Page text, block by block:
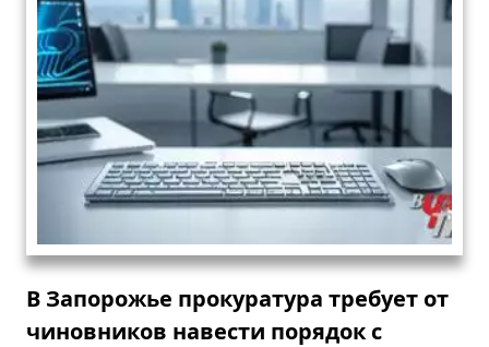
В Запорожье прокуратура требует от
чиновников навести порядок с